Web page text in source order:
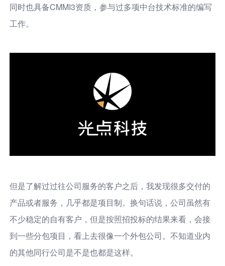
同时也具备CMMI3资质，参与过多项中台技术标准的编写
工作。
但是了解过过往公司服务的客户之后，我发现很多交付的
产品或者服务，几乎都是项目制。换句话说，公司虽然有
不少稳定的自有客户，但是按照招投标的结果来看，会接
到一些分包项目，看上去很像一个外包公司。不知道业内
的其他同行公司是不是也都是这样。